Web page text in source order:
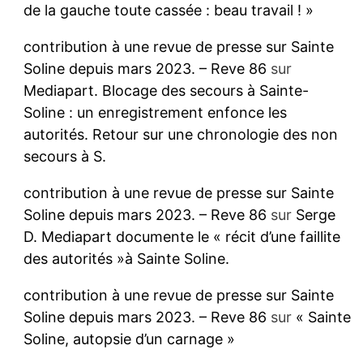
de la gauche toute cassée : beau travail ! »
contribution à une revue de presse sur Sainte
Soline depuis mars 2023. – Reve 86 sur
Mediapart. Blocage des secours à Sainte-
Soline : un enregistrement enfonce les
autorités. Retour sur une chronologie des non
secours à S.
contribution à une revue de presse sur Sainte
Soline depuis mars 2023. – Reve 86 sur Serge
D. Mediapart documente le « récit d’une faillite
des autorités »à Sainte Soline.
contribution à une revue de presse sur Sainte
Soline depuis mars 2023. – Reve 86 sur « Sainte
Soline, autopsie d’un carnage »